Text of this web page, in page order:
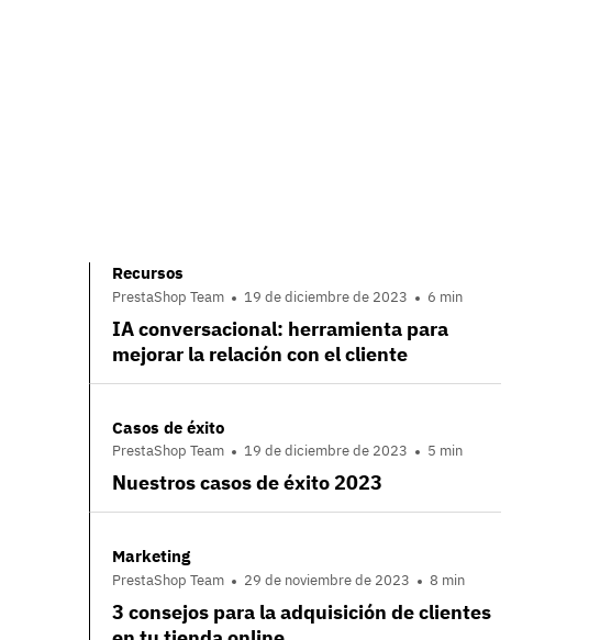
Recursos
PrestaShop Team 19 de diciembre de 2023 6 min
IA conversacional: herramienta para
mejorar la relación con el cliente
Casos de éxito
PrestaShop Team 19 de diciembre de 2023 5 min
Nuestros casos de éxito 2023
Marketing
PrestaShop Team 29 de noviembre de 2023 8 min
3 consejos para la adquisición de clientes